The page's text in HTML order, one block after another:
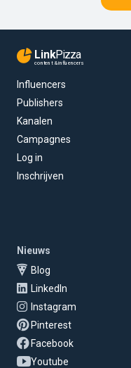
LinkPizza
content & influencers
Influencers
Publishers
Kanalen
Campagnes
Log in
Inschrijven
Nieuws
Blog
LinkedIn
Instagram
Pinterest
Facebook
Youtube